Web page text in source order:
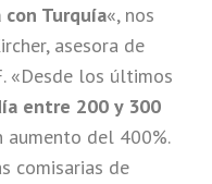
Turquía«, nos
asesora de
«Desde los últimos
entre 200 y 300
aumento del 400%.
comisarias de